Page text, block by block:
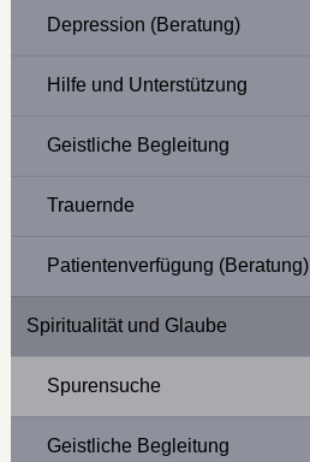
Depression (Beratung)
Hilfe und Unterstützung
Geistliche Begleitung
Trauernde
Patientenverfügung (Beratung)
Spiritualität und Glaube
Spurensuche
Geistliche Begleitung